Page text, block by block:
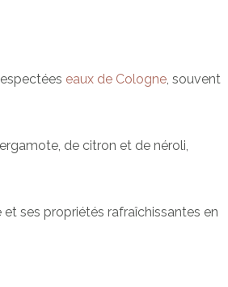
eaux de Cologne, souvent
de citron et de néroli,
ses propriétés rafraîchissantes en